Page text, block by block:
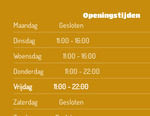
Openingstijden
Maandag
Gesloten
Dinsdag
11:00 - 16:00
Woensdag
11:00 - 16:00
Donderdag
11:00 - 22:00
Vrijdag
11:00 - 22:00
Zaterdag
Gesloten